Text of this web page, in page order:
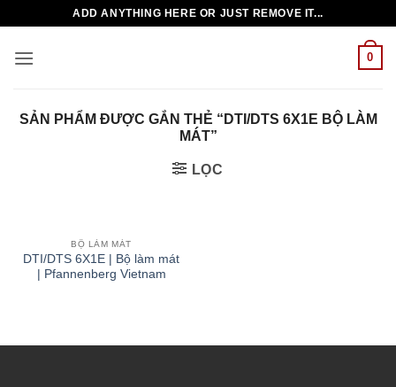
nội
ADD ANYTHING HERE OR JUST REMOVE IT...
0
SẢN PHẨM ĐƯỢC GẮN THẺ “DTI/DTS 6X1E BỘ LÀM
MÁT”
LỌC
BỘ LÀM MÁT
DTI/DTS 6X1E | Bộ làm mát
| Pfannenberg Vietnam